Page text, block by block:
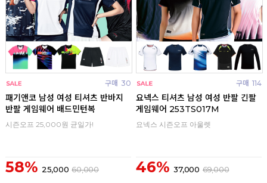
구매 30
패기앤코 남성 여성 티셔츠 반바지
반팔 게임웨어 배드민턴복
시즌오프 25,000원 균일가!
58% 25,000 60,000
구매 114
요넥스 티셔츠 남성 여성 반팔 긴팔
게임웨어 253TS017M
요넥스 시즌오프 아울렛
46% 37,000 69,000